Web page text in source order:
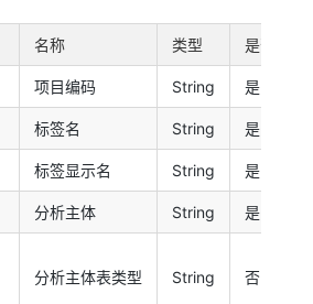
名称 类型 是否必填
项目编码 String 是
标签名 String 是
标签显示名 String 是
分析主体 String 是
分析主体表类型 String 否